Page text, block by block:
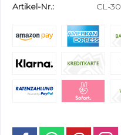
Artikel-Nr.: CL-